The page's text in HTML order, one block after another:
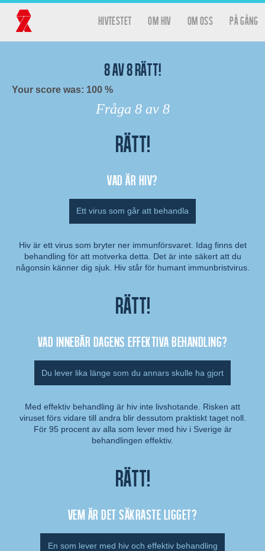
Huvudmeny
hivtestet Om HIV Om oss På gång
8av8rätt!
Your score was: 100 %
Fråga 8av 8
Rätt!
Vad är hiv?
Ett virus som går att behandla
Kommentar:
Hiv är ett virus som bryter ner immunförsvaret. Idag finns det
behandling för att motverka detta. Det är inte säkert att du
någonsin känner dig sjuk. Hiv står för humant immunbristvirus.
Rätt!
Vad innebär dagens effektiva behandling?
Du lever lika länge som du annars skulle ha gjort
Kommentar:
Med effektiv behandling är hiv inte livshotande. Risken att
viruset förs vidare till andra blir dessutom praktiskt taget noll.
För 95 procent av alla som lever med hiv i Sverige är
behandlingen effektiv.
Rätt!
Vem är det säkraste ligget?
En som lever med hiv och effektiv behandling